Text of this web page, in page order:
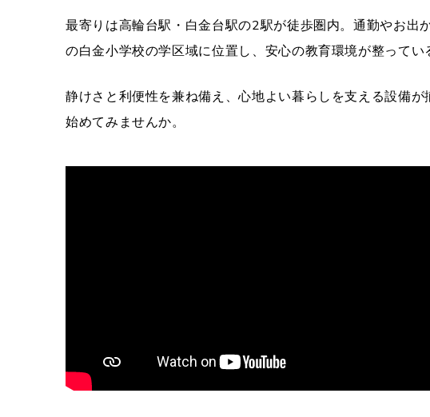
最寄りは高輪台駅・白金台駅の2駅が徒歩圏内。通勤やお出
の白金小学校の学区域に位置し、安心の教育環境が整ってい
静けさと利便性を兼ね備え、心地よい暮らしを支える設備
始めてみませんか。